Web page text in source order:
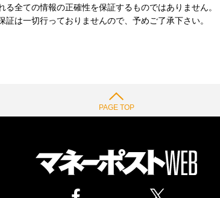
全ての情報の正確性を保証するものではありません。
は一切行っておりませんので、予めご了承下さい。
PAGE TOP